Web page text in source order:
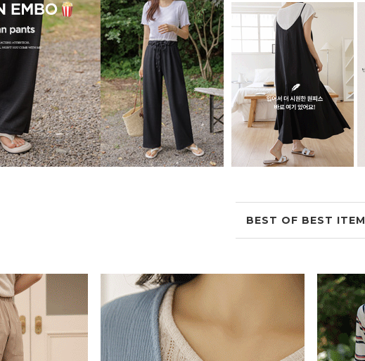
BEST OF BEST ITEM